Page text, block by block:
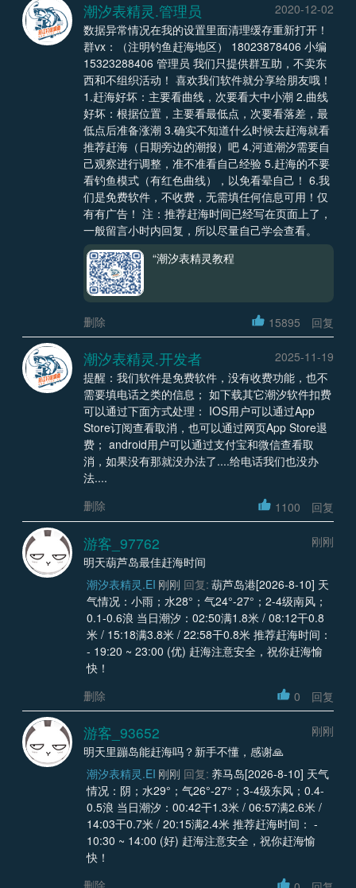
潮汐表精灵.管理员
2020-12-02
数据异常情况在我的设置里面清理缓存重新打开！
群vx：（注明钓鱼赶海地区） 18023878406 小编
15323288406 管理员 我们只提供群互助，不卖东
西和不组织活动！ 喜欢我们软件就分享给朋友哦！
1.赶海好坏：主要看曲线，次要看大中小潮 2.曲线
好坏：根据位置，主要看最低点，次要看落差，最
低点后准备涨潮 3.确实不知道什么时候去赶海就看
推荐赶海（日期旁边的潮报）吧 4.河道潮汐需要自
己观察进行调整，准不准看自己经验 5.赶海的不要
看钓鱼模式（有红色曲线），以免看晕自己！ 6.我
们是免费软件，不收费，无需填任何信息可用！仅
有有广告！ 注：推荐赶海时间已经写在页面上了，
一般留言小时内回复，所以尽量自己学会查看。
“潮汐表精灵教程
删除 15895 回复
潮汐表精灵.开发者
2025-11-19
提醒：我们软件是免费软件，没有收费功能，也不
需要填电话之类的信息； 如下载其它潮汐软件扣费
可以通过下面方式处理： IOS用户可以通过App
Store订阅查看取消，也可以通过网页App Store退
费； android用户可以通过支付宝和微信查看取
消，如果没有那就没办法了....给电话我们也没办
法....
删除
1100 回复
游客_97762
刚刚
明天葫芦岛最佳赶海时间
潮汐表精灵.EI 刚刚 回复: 葫芦岛港[2026-8-10] 天
气情况：小雨；水28°；气24°-27°；2-4级南风；
0.1-0.6浪 当日潮汐：02:50满1.8米 / 08:12干0.8
米 / 15:18满3.8米 / 22:58干0.8米 推荐赶海时间：
- 19:20 ~ 23:00 (优) 赶海注意安全，祝你赶海愉
快！
删除
0 回复
游客_93652
刚刚
明天里蹦岛能赶海吗？新手不懂，感谢🙏
潮汐表精灵.EI 刚刚 回复: 养马岛[2026-8-10] 天气
情况：阴；水29°；气26°-27°；3-4级东风；0.4-
0.5浪 当日潮汐：00:42干1.3米 / 06:57满2.6米 /
14:03干0.7米 / 20:15满2.4米 推荐赶海时间： -
10:30 ~ 14:00 (好) 赶海注意安全，祝你赶海愉
快！